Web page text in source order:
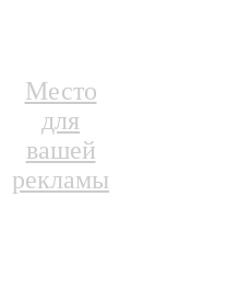
Место
для
вашей
рекламы